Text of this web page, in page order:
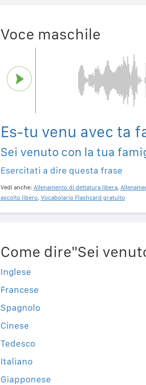
Voce maschile
Es-tu venu avec ta
Sei venuto con la tua
Esercitati a dire questa frase
Vedi anche: Allenamento di dettatura libera,
ascolto libero, Vocabolario Flashcard gratuito
Come dire"Sei
Inglese
Francese
Spagnolo
Cinese
Tedesco
Italiano
Giapponese